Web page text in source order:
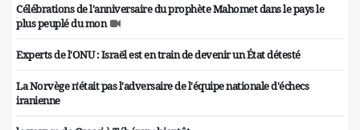
Célébrations de l'anniversaire du prophète Mahomet dans le pays le
plus peuplé du mon
Experts de l'ONU : Israël est en train de devenir un État détesté
La Norvège n'était pas l'adversaire de l'équipe nationale d'échecs
iranienne